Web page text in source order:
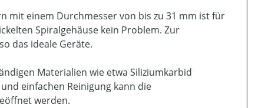
mit einem Durchmesser von bis zu 31 mm ist für
Spiralgehäuse kein Problem. Zur
das ideale Geräte.
Materialien wie etwa Siliziumkarbid
einfachen Reinigung kann die
werden.